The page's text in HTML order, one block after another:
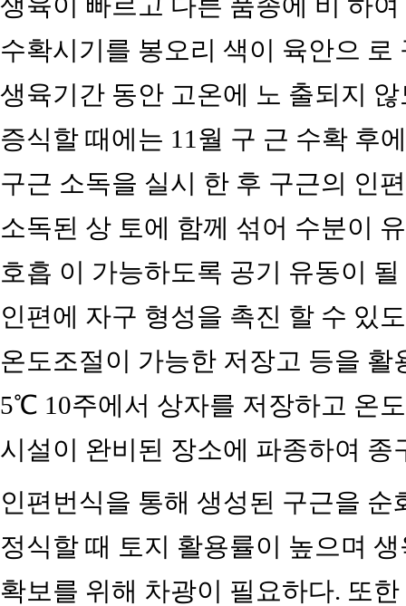
수확시기를 봉오리 색이 육안으
생육기간 동안 고온에 노 출되지
증식할 때에는 11월 구 근 수확 후
구근 소독을 실시 한 후 구근의 인
소독된 상 토에 함께 섞어 수분이
호흡 이 가능하도록 공기 유동이
인편에 자구 형성을 촉진 할 수 있
온도조절이 가능한 저장고 등을
5℃ 10주에서 상자를 저장하고 온
시설이 완비된 장소에 파종하여
인편번식을 통해 생성된 구근을 순
정식할 때 토지 활용률이 높으며
확보를 위해 차광이 필요하다. 또